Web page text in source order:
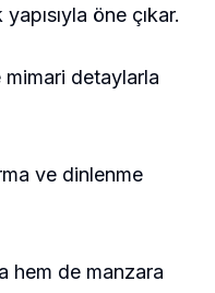
öne çıkar.
mimari detaylarla
ve dinlenme
hem de manzara